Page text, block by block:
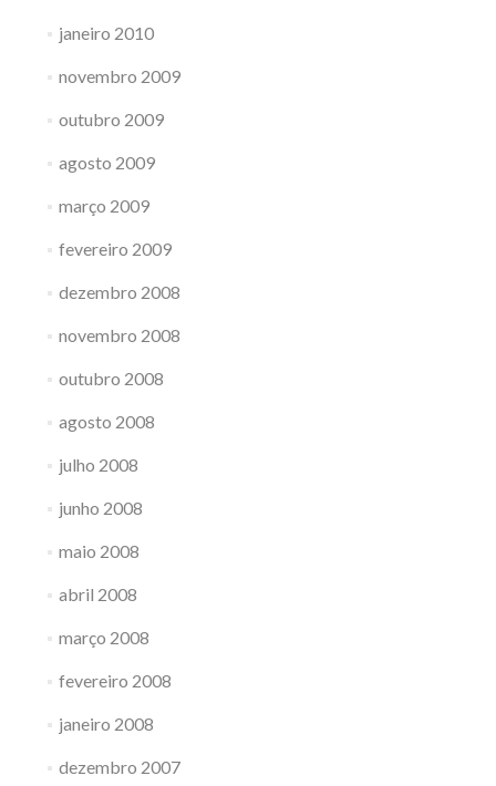
janeiro 2010
novembro 2009
outubro 2009
agosto 2009
março 2009
fevereiro 2009
dezembro 2008
novembro 2008
outubro 2008
agosto 2008
julho 2008
junho 2008
maio 2008
abril 2008
março 2008
fevereiro 2008
janeiro 2008
dezembro 2007